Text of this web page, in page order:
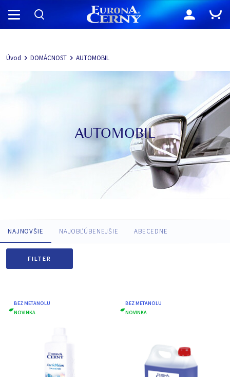
Navigácia
Úvod DOMÁCNOST AUTOMOBIL
AUTOMOBIL
NAJNOVŠIE NAJOBĽÚBENEJŠIE ABECEDNE
FILTER
BEZ METANOLU
NOVINKA
BEZ METANOLU
NOVINKA